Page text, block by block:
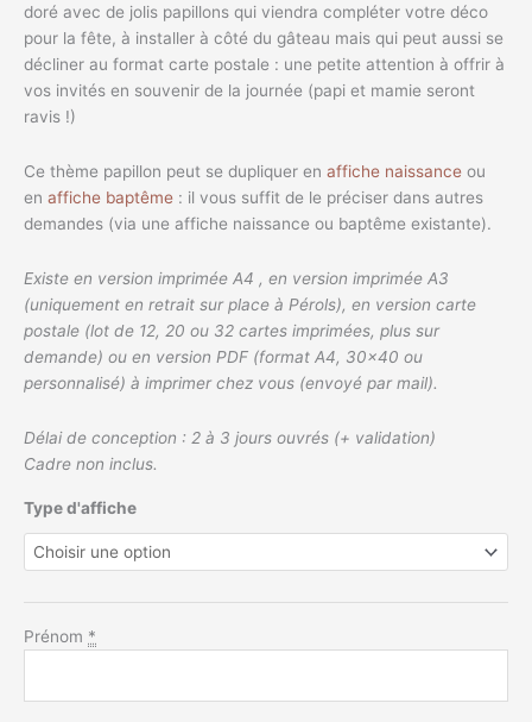
doré avec de jolis papillons qui viendra compléter votre déco
pour la fête, à installer à côté du gâteau mais qui peut aussi se
décliner au format carte postale : une petite attention à offrir à
vos invités en souvenir de la journée (papi et mamie seront
ravis !)
Ce thème papillon peut se dupliquer en affiche naissance ou
en affiche baptême : il vous suffit de le préciser dans autres
demandes (via une affiche naissance ou baptême existante).
Existe en version imprimée A4 , en version imprimée A3
(uniquement en retrait sur place à Pérols), en version carte
postale (lot de 12, 20 ou 32 cartes imprimées, plus sur
demande) ou en version PDF (format A4, 30×40 ou
personnalisé) à imprimer chez vous (envoyé par mail).
Délai de conception : 2 à 3 jours ouvrés (+ validation)
Cadre non inclus.
Type d'affiche
Prénom *